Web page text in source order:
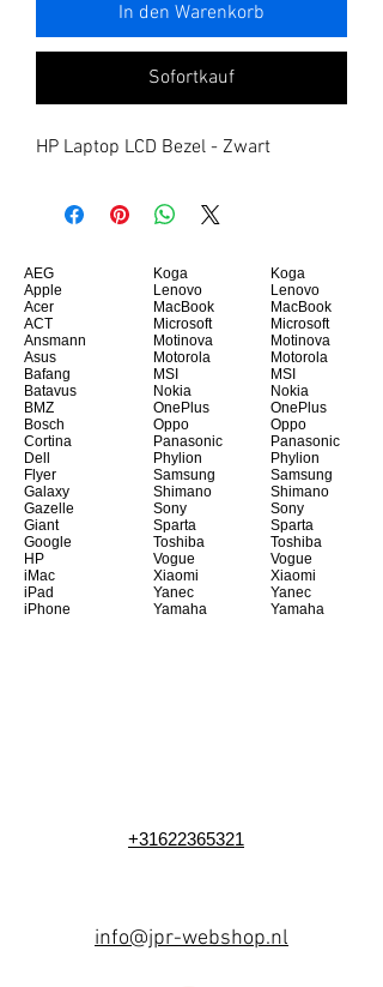
In den Warenkorb
Sofortkauf
HP Laptop LCD Bezel - Zwart
AEG
Apple
Acer
ACT
Ansmann
Asus
Bafang
Batavus
BMZ
Bosch
Cortina
Dell
Flyer
Galaxy
Gazelle
Giant
Google
HP
iMac
iPad
iPhone
Koga
Lenovo
MacBook
Microsoft
Motinova
Motorola
MSI
Nokia
OnePlus
Oppo
Panasonic
Phylion
Samsung
Shimano
Sony
Sparta
Toshiba
Vogue
Xiaomi
Yanec
Yamaha
Koga
Lenovo
MacBook
Microsoft
Motinova
Motorola
MSI
Nokia
OnePlus
Oppo
Panasonic
Phylion
Samsung
Shimano
Sony
Sparta
Toshiba
Vogue
Xiaomi
Yanec
Yamaha
+31622365321
info@jpr-webshop.nl